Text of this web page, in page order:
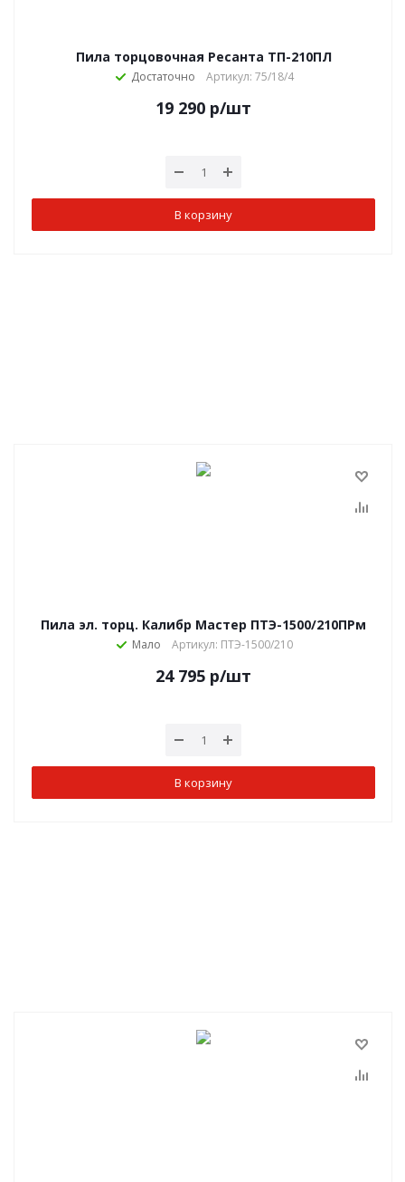
Пила торцовочная Ресанта ТП-210ПЛ
Достаточно Артикул: 75/18/4
19 290 р/шт
В корзину
Пила эл. торц. Калибр Мастер ПТЭ-1500/210ПРм
Мало Артикул: ПТЭ-1500/210
24 795 р/шт
В корзину